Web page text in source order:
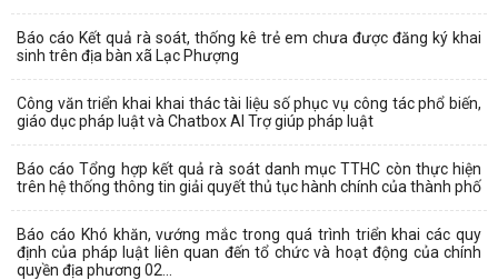
Báo cáo Kết quả rà soát, thống kê trẻ em chưa được đăng ký khai
sinh trên địa bàn xã Lạc Phượng
Công văn triển khai khai thác tài liệu số phục vụ công tác phổ biến,
giáo dục pháp luật và Chatbox AI Trợ giúp pháp luật
Báo cáo Tổng hợp kết quả rà soát danh mục TTHC còn thực hiện
trên hệ thống thông tin giải quyết thủ tục hành chính của thành phố
Báo cáo Khó khăn, vướng mắc trong quá trình triển khai các quy
định của pháp luật liên quan đến tổ chức và hoạt động của chính
quyền địa phương 02...